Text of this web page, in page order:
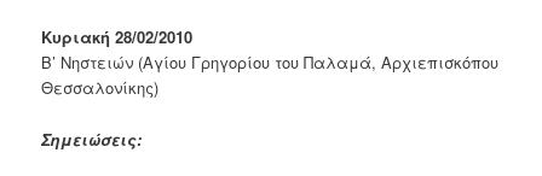
Κυριακή 28/02/2010
Β’ Νηστειών (Αγίου Γρηγορίου του Παλαμά, Αρχιεπισκόπου
Θεσσαλονίκης)
Σημειώσεις: